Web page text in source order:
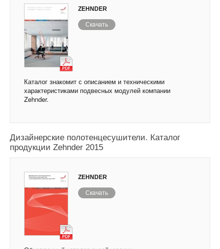
ZEHNDER
Скачать
Каталог знакомит с описанием и техническими
характеристиками подвесных модулей компании
Zehnder.
Дизайнерские полотенцесушители. Каталог
продукции Zehnder 2015
ZEHNDER
Скачать